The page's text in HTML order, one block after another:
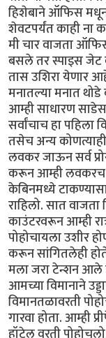
हिशेबाने ऑफिस
शेवटपर्यंत काही ना
मी चार वाजता
बसले तर स्पाइस
तास उशिरा येणार
मनातल्या मनात
आम्ही साधारण
सर्वांचाच हा
तसेच अन्य
लवकर जाऊन सर्व
करून आम्ही लवकरच
केबिनमध्ये
राहिलो. सात
काउंटरवरून आम्ही
पोहोचायला उशीर
करून सांगितलेही
मला जरा टेन्शन आले
आमच्या विमानाने
विमानतळावरती
गारवा होता.